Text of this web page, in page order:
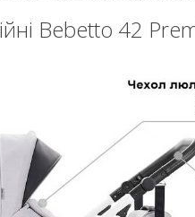
Bebetto 42